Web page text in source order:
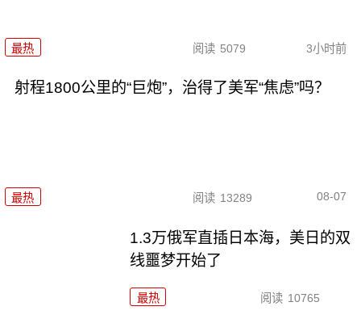
最热 阅读 5079 3小时前
射程1800公里的“巨炮”，治得了美军“焦虑”吗？
最热 阅读 13289 08-07
1.3万俄军直插日本海，美日的双
线噩梦开始了
最热 阅读 10765